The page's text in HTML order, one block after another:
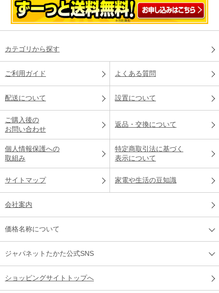
カテゴリから探す
ご利用ガイド よくある質問
配送について 設置について
ご購入後の
お問い合わせ
返品・交換について
個人情報保護への
取組み
特定商取引法に基づく
表示について
サイトマップ 家電や生活の豆知識
会社案内
価格名称について
ジャパネットたかた公式SNS
ショッピングサイトトップへ